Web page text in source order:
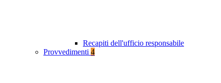
Recapiti dell'ufficio responsabile
Provvedimenti 4